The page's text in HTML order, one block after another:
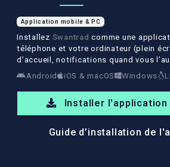
Application mobile & PC
Installez Swantrad comme une
téléphone et votre ordinateur (plein
d’accueil, notifications quand vous
Android
iOS & macOS Windows
Installer l'application
Guide d’installation de